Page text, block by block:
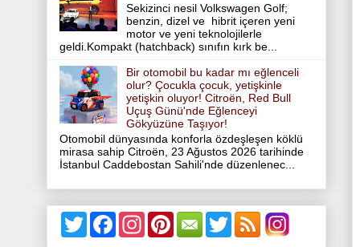
Sekizinci nesil Volkswagen Golf;
benzin, dizel ve hibrit içeren yeni
motor ve yeni teknolojilerle
geldi.Kompakt (hatchback) sınıfın kırk be...
Bir otomobil bu kadar mı eğlenceli
olur? Çocukla çocuk, yetişkinle
yetişkin oluyor! Citroën, Red Bull
Uçuş Günü'nde Eğlenceyi
Gökyüzüne Taşıyor!
Otomobil dünyasında konforla özdeşleşen köklü
mirasa sahip Citroën, 23 Ağustos 2026 tarihinde
İstanbul Caddebostan Sahili'nde düzenlenec...
T
w
F
P
T